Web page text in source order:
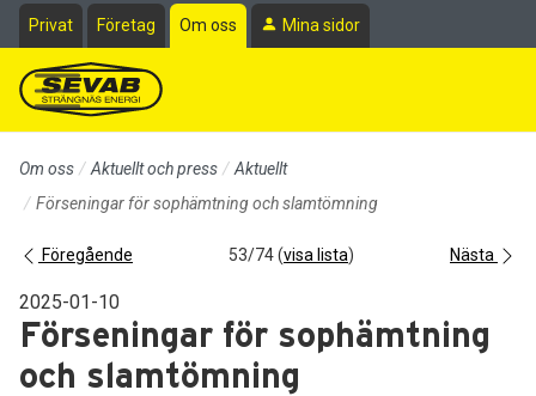
Till sidans huvudinnehåll
Privat Företag Om oss Mina sidor
Om oss Aktuellt och press
Aktuellt
Förseningar för sophämtning och slamtömning
Föregående 53/74 (visa lista) Nästa
2025-01-10
Förseningar för sophämtning
och slamtömning